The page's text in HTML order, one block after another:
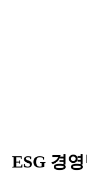
ESG 경